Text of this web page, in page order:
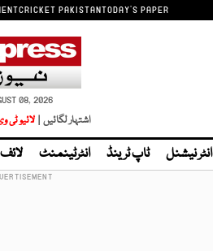
CRICKET PAKISTANTODAY'S PAPER
08, 2026
اشتہار لگائیں | لائیو ٹی
انٹر نیشنل ٹاپ ٹرینڈ انٹرٹینمنٹ